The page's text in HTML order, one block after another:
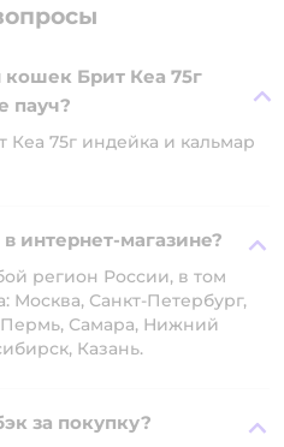
Брит Кеа 75г
пауч?
75г индейка и кальмар
интернет-магазине?
регион России, в том
Москва, Санкт-Петербург,
Пермь, Самара, Нижний
Казань.
за покупку?